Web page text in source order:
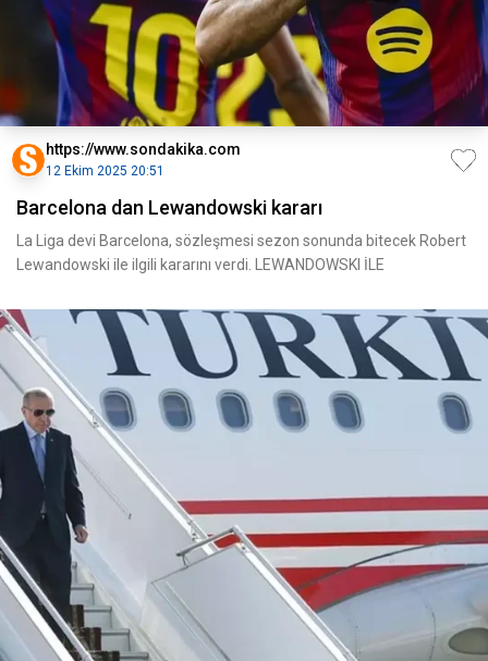
https://www.sondakika.com
12 Ekim 2025 20:51
Barcelona dan Lewandowski kararı
La Liga devi Barcelona, sözleşmesi sezon sonunda bitecek Robert
Lewandowski ile ilgili kararını verdi. LEWANDOWSKI İLE